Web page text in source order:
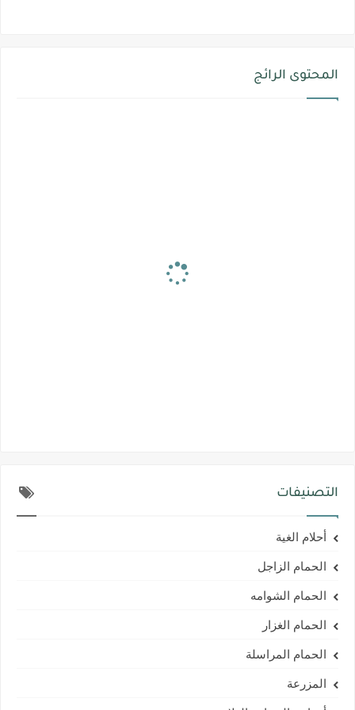
المحتوى الرائج
التصنيفات
أحلام الغية
الحمام الزاجل
الحمام الشوامه
الحمام الغزار
الحمام المراسلة
المزرعة